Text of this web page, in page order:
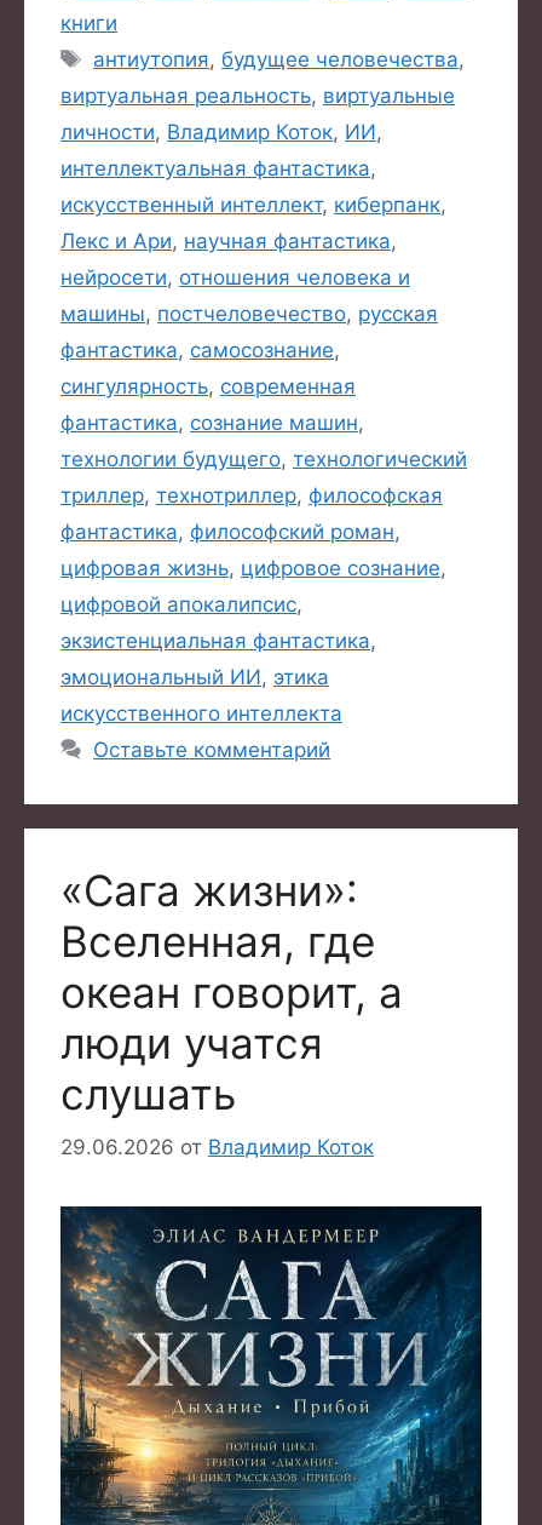
книги
Метки
антиутопия,будущее человечества,
виртуальная реальность, виртуальные
личности, Владимир Коток, ИИ,
интеллектуальная фантастика,
искусственный интеллект, киберпанк,
Лекс и Ари, научная фантастика,
нейросети, отношения человека и
машины, постчеловечество, русская
фантастика, самосознание,
сингулярность, современная
фантастика, сознание машин,
технологии будущего, технологический
триллер, технотриллер, философская
фантастика, философский роман,
цифровая жизнь, цифровое сознание,
цифровой апокалипсис,
экзистенциальная фантастика,
эмоциональный ИИ, этика
искусственного интеллекта
Оставьте комментарий
«Сага жизни»:
Вселенная, где
океан говорит, а
люди учатся
слушать
29.06.2026 от Владимир Коток